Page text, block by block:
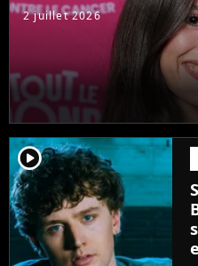
2 juillet 2026
player2